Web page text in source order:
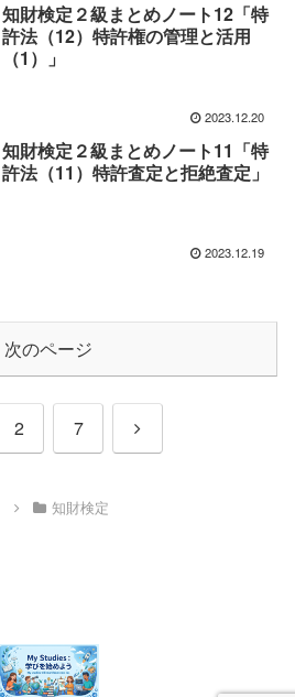
知財検定２級まとめノート12「特
許法（12）特許権の管理と活用
（1）」
2023.12.20
知財検定２級まとめノート11「特
許法（11）特許査定と拒絶査定」
2023.12.19
次のページ
2 7
次
知財検定